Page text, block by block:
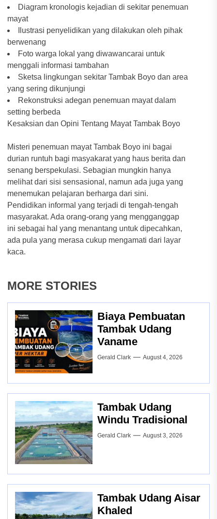
Diagram kronologis kejadian di sekitar penemuan
mayat
Ilustrasi penyelidikan yang dilakukan oleh pihak
berwenang
Foto warga lokal yang diwawancarai untuk
menggali informasi tambahan
Sketsa lingkungan sekitar Tambak Boyo dan area
yang sering dikunjungi
Rekonstruksi adegan penemuan mayat dalam
setting berbeda
Kesaksian dan Opini Tentang Mayat Tambak Boyo
Misteri penemuan mayat Tambak Boyo ini bagai
durian runtuh bagi masyakarat yang haus berita dan
senang berspekulasi. Sebagian mungkin hanya
melihat dari sisi sensasional, namun ada juga yang
menemukan pelajaran berharga dari sini.
Pendidikan informal yang terjadi di tengah-tengah
masyarakat. Ada orang-orang yang mengganggap
ini sebagai hal yang menantang untuk dipecahkan,
ada pula yang merasa cukup mengamati dari layar
kaca.
MORE STORIES
Biaya Pembuatan
Tambak Udang
Vaname
Gerald Clark August 4, 2026
Tambak Udang
Windu Tradisional
Gerald Clark August 3, 2026
Tambak Udang Aisar
Khaled